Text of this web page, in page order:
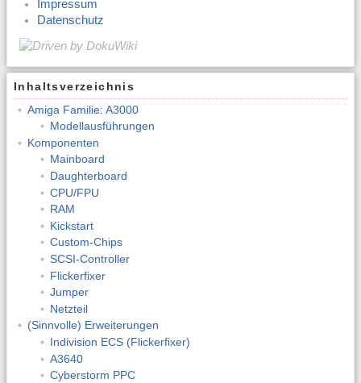
Impressum
Datenschutz
Inhaltsverzeichnis
Amiga Familie: A3000
Modellausführungen
Komponenten
Mainboard
Daughterboard
CPU/FPU
RAM
Kickstart
Custom-Chips
SCSI-Controller
Flickerfixer
Jumper
Netzteil
(Sinnvolle) Erweiterungen
Indivision ECS (Flickerfixer)
A3640
Cyberstorm PPC